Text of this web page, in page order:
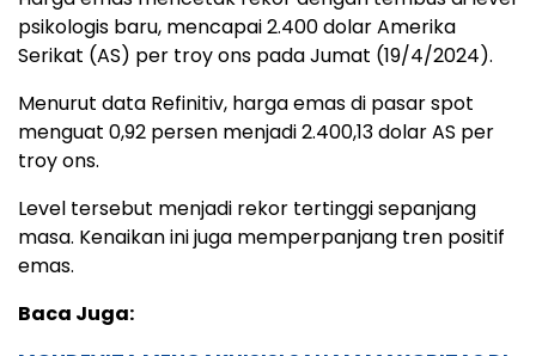
psikologis baru, mencapai 2.400 dolar Amerika
Serikat (AS) per troy ons pada Jumat (19/4/2024).
Menurut data Refinitiv, harga emas di pasar spot
menguat 0,92 persen menjadi 2.400,13 dolar AS per
troy ons.
Level tersebut menjadi rekor tertinggi sepanjang
masa. Kenaikan ini juga memperpanjang tren positif
emas.
Baca Juga: